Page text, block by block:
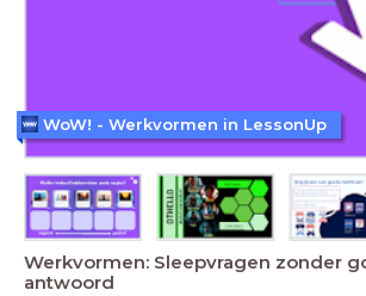
Werkvormen: Sleepvragen zonder
antwoord
WoW! - Werkvormen in LessonUp